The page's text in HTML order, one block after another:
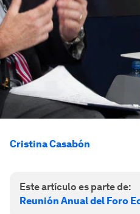
Cristina Casabón
Este artículo es parte de:
Reunión Anual del Foro